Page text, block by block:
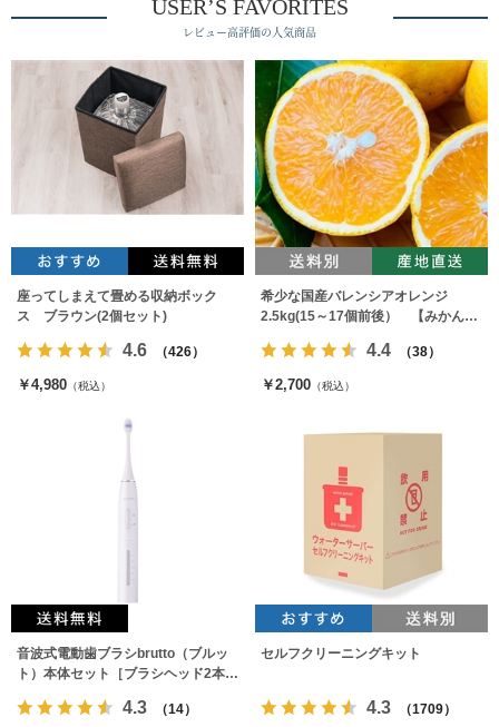
USER’S FAVORITES
レビュー高評価の人気商品
座ってしまえて畳める収納ボック
ス ブラウン(2個セット)
4.6 （426）
￥4,980 （税込）
希少な国産バレンシアオレンジ
2.5kg(15～17個前後） 【みかんの
4.4 （38）
￥2,700 （税込）
音波式電動歯ブラシbrutto（ブルッ
ト）本体セット［ブラシヘッド2本付
4.3 （14）
セルフクリーニングキット
4.3 （1709）